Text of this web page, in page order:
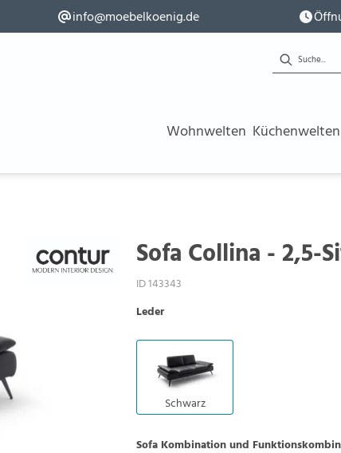
info@moebelkoenig.de
Wohnwelten Küchenwelten
Sofa Collina - 2,5-
ID 143343
Leder
Schwarz
Sofa Kombination und